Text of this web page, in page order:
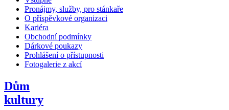
Pronájmy, služby, pro stánkaře
O příspěvkové organizaci
Kariéra
Obchodní podmínky
Dárkové poukazy
Prohlášení o přístupnosti
Fotogalerie z akcí
Dům
kultury